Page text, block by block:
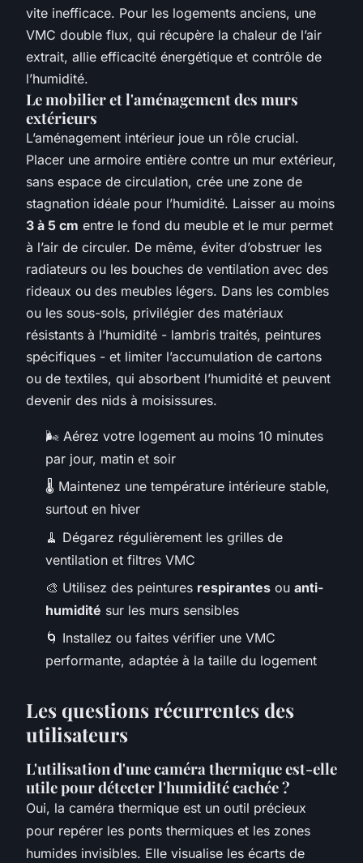
vite inefficace. Pour les logements anciens, une
VMC double flux, qui récupère la chaleur de l’air
extrait, allie efficacité énergétique et contrôle de
l’humidité.
Le mobilier et l'aménagement des murs
extérieurs
L’aménagement intérieur joue un rôle crucial.
Placer une armoire entière contre un mur extérieur,
sans espace de circulation, crée une zone de
stagnation idéale pour l’humidité. Laisser au moins
3 à 5 cm entre le fond du meuble et le mur permet
à l’air de circuler. De même, éviter d’obstruer les
radiateurs ou les bouches de ventilation avec des
rideaux ou des meubles légers. Dans les combles
ou les sous-sols, privilégier des matériaux
résistants à l’humidité - lambris traités, peintures
spécifiques - et limiter l’accumulation de cartons
ou de textiles, qui absorbent l’humidité et peuvent
devenir des nids à moisissures.
🌬 Aérez votre logement au moins 10 minutes
par jour, matin et soir
🌡 Maintenez une température intérieure stable,
surtout en hiver
🧹 Dégarez régulièrement les grilles de
ventilation et filtres VMC
🎨 Utilisez des peintures respirantes ou anti-
humidité sur les murs sensibles
🌀 Installez ou faites vérifier une VMC
performante, adaptée à la taille du logement
Les questions récurrentes des
utilisateurs
L'utilisation d'une caméra thermique est-elle
utile pour détecter l'humidité cachée ?
Oui, la caméra thermique est un outil précieux
pour repérer les ponts thermiques et les zones
humides invisibles. Elle visualise les écarts de